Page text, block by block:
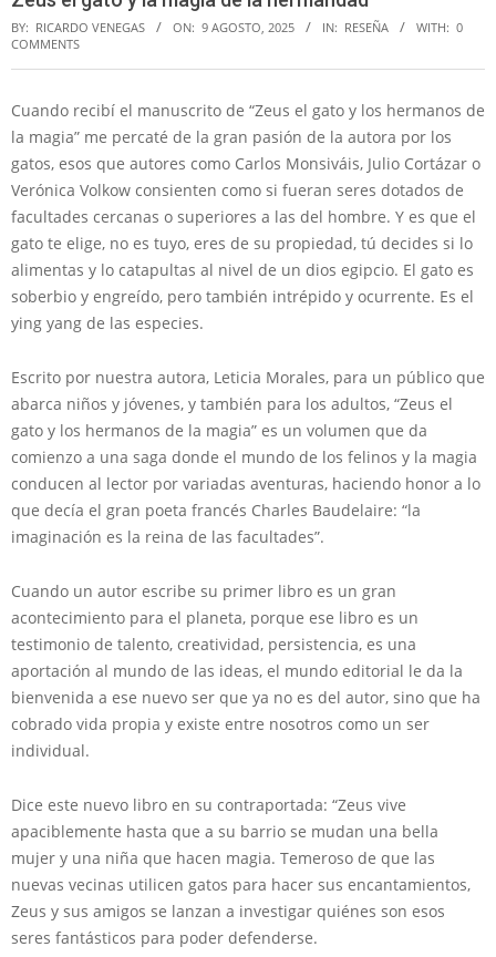
BY: RICARDO VENEGAS ON: 9 AGOSTO, 2025 IN: RESEÑA WITH: 0
COMMENTS
Cuando recibí el manuscrito de “Zeus el gato y los hermanos de
la magia” me percaté de la gran pasión de la autora por los
gatos, esos que autores como Carlos Monsiváis, Julio Cortázar o
Verónica Volkow consienten como si fueran seres dotados de
facultades cercanas o superiores a las del hombre. Y es que el
gato te elige, no es tuyo, eres de su propiedad, tú decides si lo
alimentas y lo catapultas al nivel de un dios egipcio. El gato es
soberbio y engreído, pero también intrépido y ocurrente. Es el
ying yang de las especies.
Escrito por nuestra autora, Leticia Morales, para un público que
abarca niños y jóvenes, y también para los adultos, “Zeus el
gato y los hermanos de la magia” es un volumen que da
comienzo a una saga donde el mundo de los felinos y la magia
conducen al lector por variadas aventuras, haciendo honor a lo
que decía el gran poeta francés Charles Baudelaire: “la
imaginación es la reina de las facultades”.
Cuando un autor escribe su primer libro es un gran
acontecimiento para el planeta, porque ese libro es un
testimonio de talento, creatividad, persistencia, es una
aportación al mundo de las ideas, el mundo editorial le da la
bienvenida a ese nuevo ser que ya no es del autor, sino que ha
cobrado vida propia y existe entre nosotros como un ser
individual.
Dice este nuevo libro en su contraportada: “Zeus vive
apaciblemente hasta que a su barrio se mudan una bella
mujer y una niña que hacen magia. Temeroso de que las
nuevas vecinas utilicen gatos para hacer sus encantamientos,
Zeus y sus amigos se lanzan a investigar quiénes son esos
seres fantásticos para poder defenderse.